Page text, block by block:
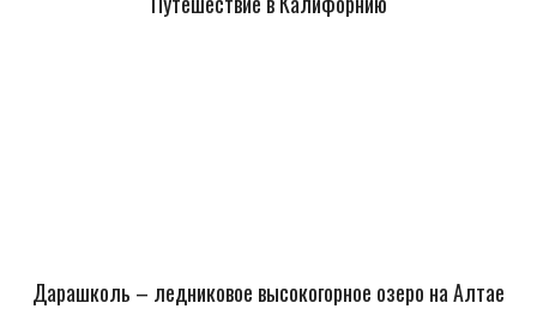
Дарашколь – ледниковое высокогорное озеро на Алтае